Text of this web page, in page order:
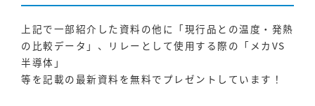
上記で一部紹介した資料の他に「現行品との温度・発熱
の比較データ」、リレーとして使用する際の「メカVS
半導体」
等を記載の最新資料を無料でプレゼントしています！